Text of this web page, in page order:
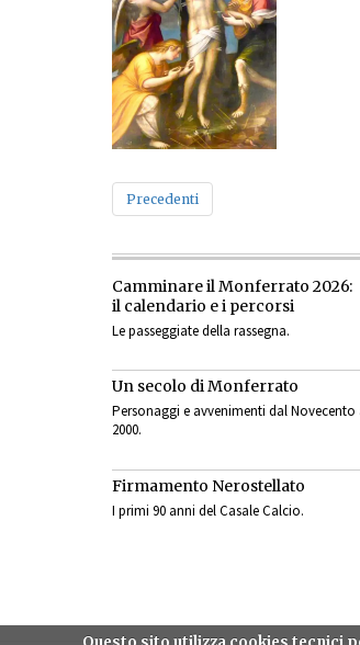
Precedenti
Camminare il Monferrato 2026:
il calendario e i percorsi
Le passeggiate della rassegna.
Un secolo di Monferrato
Personaggi e avvenimenti dal Novecento
2000.
Firmamento Nerostellato
I primi 90 anni del Casale Calcio.